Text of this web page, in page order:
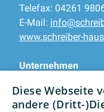
Telefax: 04261
E-Mail:
www.schreiber-
Unternehmen
Diese Webseite
andere (Dritt-